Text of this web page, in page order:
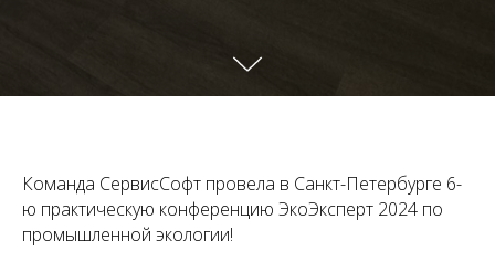
Команда СервисСофт провела в Санкт-Петербурге 6-
ю практическую конференцию ЭкоЭксперт 2024 по
промышленной экологии!